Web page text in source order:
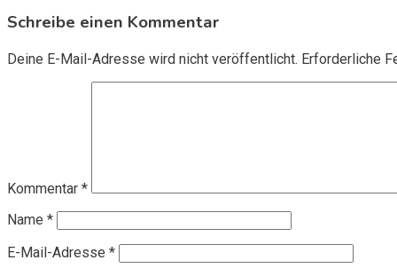
Schreibe einen Kommentar
Deine E-Mail-Adresse wird nicht veröffentlicht. Erforderliche
Kommentar *
Name *
E-Mail-Adresse *